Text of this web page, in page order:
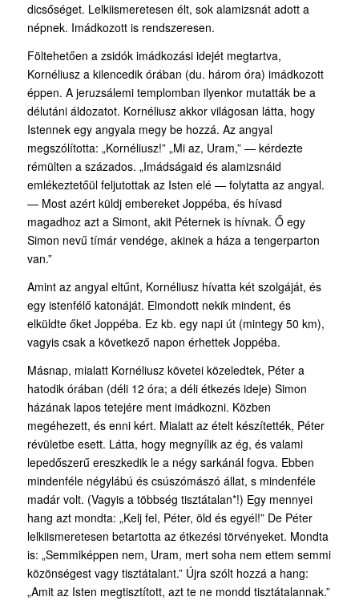
dicsőséget. Lelkiismeretesen élt, sok alamizsnát adott a
népnek. Imádkozott is rendszeresen.
Föltehetően a zsidók imádkozási idejét megtartva,
Kornéliusz a kilencedik órában (du. három óra) imádkozott
éppen. A jeruzsálemi templomban ilyenkor mutatták be a
délutáni áldozatot. Kornéliusz akkor világosan látta, hogy
Istennek egy angyala megy be hozzá. Az angyal
megszólította: „Kornéliusz!” „Mi az, Uram,” — kérdezte
rémülten a százados. „Imádságaid és alamizsnáid
emlékeztetőül feljutottak az Isten elé — folytatta az angyal.
— Most azért küldj embereket Joppéba, és hívasd
magadhoz azt a Simont, akit Péternek is hívnak. Ő egy
Simon nevű tímár vendége, akinek a háza a tengerparton
van.”
Amint az angyal eltűnt, Kornéliusz hívatta két szolgáját, és
egy istenfélő katonáját. Elmondott nekik mindent, és
elküldte őket Joppéba. Ez kb. egy napi út (mintegy 50 km),
vagyis csak a következő napon érhettek Joppéba.
Másnap, mialatt Kornéliusz követei közeledtek, Péter a
hatodik órában (déli 12 óra; a déli étkezés ideje) Simon
házának lapos tetejére ment imádkozni. Közben
megéhezett, és enni kért. Mialatt az ételt készítették, Péter
révületbe esett. Látta, hogy megnyílik az ég, és valami
lepedőszerű ereszkedik le a négy sarkánál fogva. Ebben
mindenféle négylábú és csúszómászó állat, s mindenféle
madár volt. (Vagyis a többség tisztátalan*!) Egy mennyei
hang azt mondta: „Kelj fel, Péter, öld és egyél!” De Péter
lelkiismeretesen betartotta az étkezési törvényeket. Mondta
is: „Semmiképpen nem, Uram, mert soha nem ettem semmi
közönségest vagy tisztátalant.” Újra szólt hozzá a hang:
„Amit az Isten megtisztított, azt te ne mondd tisztátalannak.”